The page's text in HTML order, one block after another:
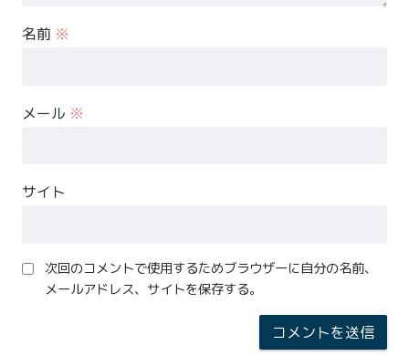
名前 ※
メール ※
サイト
次回のコメントで使用するためブラウザーに自分の名前、
メールアドレス、サイトを保存する。